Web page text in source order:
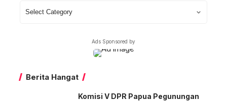
Ads Sponsored by
Berita Hangat
Komisi V DPR Papua Pegunungan